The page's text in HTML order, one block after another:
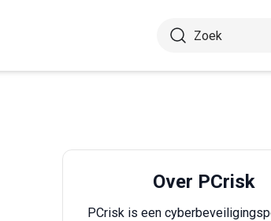
Over PCrisk
PCrisk is een